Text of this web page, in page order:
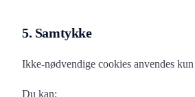
5. Samtykke
Ikke-nødvendige cookies anvendes
Du kan: